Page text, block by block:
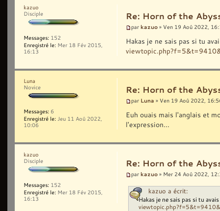
Re: Horn of the
par kazuo » Ven 19 Aoû 2022,
Hakas je ne sais pas si tu
kazuo
Disciple
Messages: 152
Enregistré le: Mer 18 Fév 2015,
16:13
Re: Horn of the
par Luna » Ven 19 Aoû 2022,
Euh ouais mais l'anglais et
l'expression...
Luna
Novice
Messages: 6
Enregistré le: Jeu 11 Aoû 2022,
10:06
Re: Horn of the
par kazuo » Mer 24 Aoû 2022,
kazuo a écrit:
Hakas je ne sais pas si tu
kazuo
Disciple
Messages: 152
Enregistré le: Mer 18 Fév 2015,
16:13